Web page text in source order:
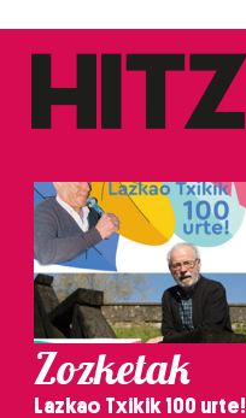
Zozketak
Lazkao Txikik 100 urte!